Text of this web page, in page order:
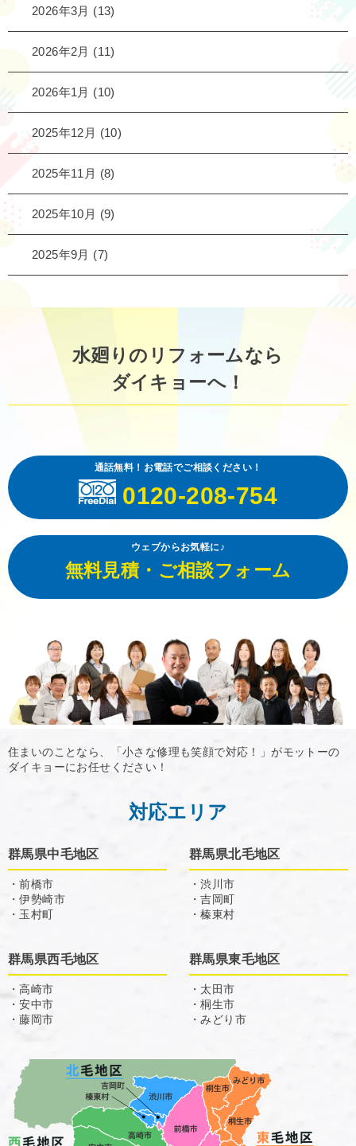
2026年3月 (13)
2026年2月 (11)
2026年1月 (10)
2025年12月 (10)
2025年11月 (8)
2025年10月 (9)
2025年9月 (7)
水廻りのリフォームなら
ダイキョーへ！
通話無料！お電話でご相談ください！
0120-208-754
ウェブからお気軽に♪
無料見積・ご相談フォーム
住まいのことなら、「小さな修理も笑顔で対応！」がモットーの
ダイキョーにお任せください！
対応エリア
群馬県中毛地区
・前橋市
・伊勢崎市
・玉村町
群馬県北毛地区
・渋川市
・吉岡町
・榛東村
群馬県西毛地区
・高崎市
・安中市
・藤岡市
群馬県東毛地区
・太田市
・桐生市
・みどり市